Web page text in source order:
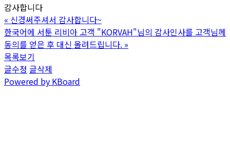
감사합니다
« 신경써주셔서 감사합니다~
한국어에 서툰 리비아 고객 "KORVAH"님의 감사인사를 고객님께
동의를 얻은 후 대신 올려드립니다. »
목록보기
글수정 글삭제
Powered by KBoard